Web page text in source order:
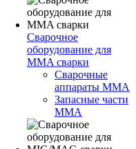
Сварочное
оборудование для
MMA сварки
Сварочные
аппараты MMA
Запасные части
MMA